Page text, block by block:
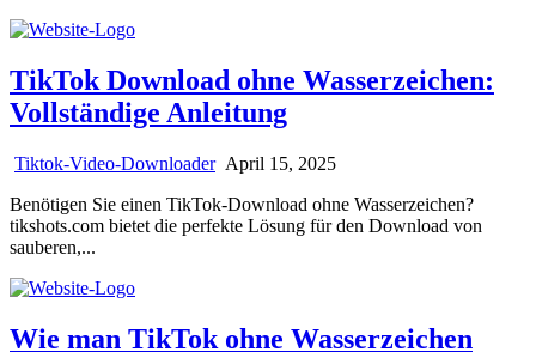
TikTok Download ohne Wasserzeichen:
Vollständige Anleitung
Tiktok-Video-Downloader April 15, 2025
Benötigen Sie einen TikTok-Download ohne Wasserzeichen?
tikshots.com bietet die perfekte Lösung für den Download von
sauberen,...
Wie man TikTok ohne Wasserzeichen